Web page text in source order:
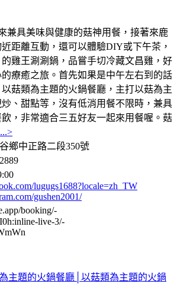
兼具美味與健康的菇神用餐，接著來鹿
距離互動，還可以體驗DIY或下午茶，
雞王涮涮鍋，品嘗手切冷藏文昌雞，好
療癒之旅。首先如果是中午左右到的話
菇類為主題的火鍋餐廳，主打以菇為主
、甜點等，沒有低消用餐不限時，兼具
，非常適合三五好友一起來用餐喔。菇
鄉中正路二段350號
lugugs1688?locale=zh_TW
gushen2001/
booking/-
live-3/-
主題的火鍋餐廳│以菇類為主題的火鍋